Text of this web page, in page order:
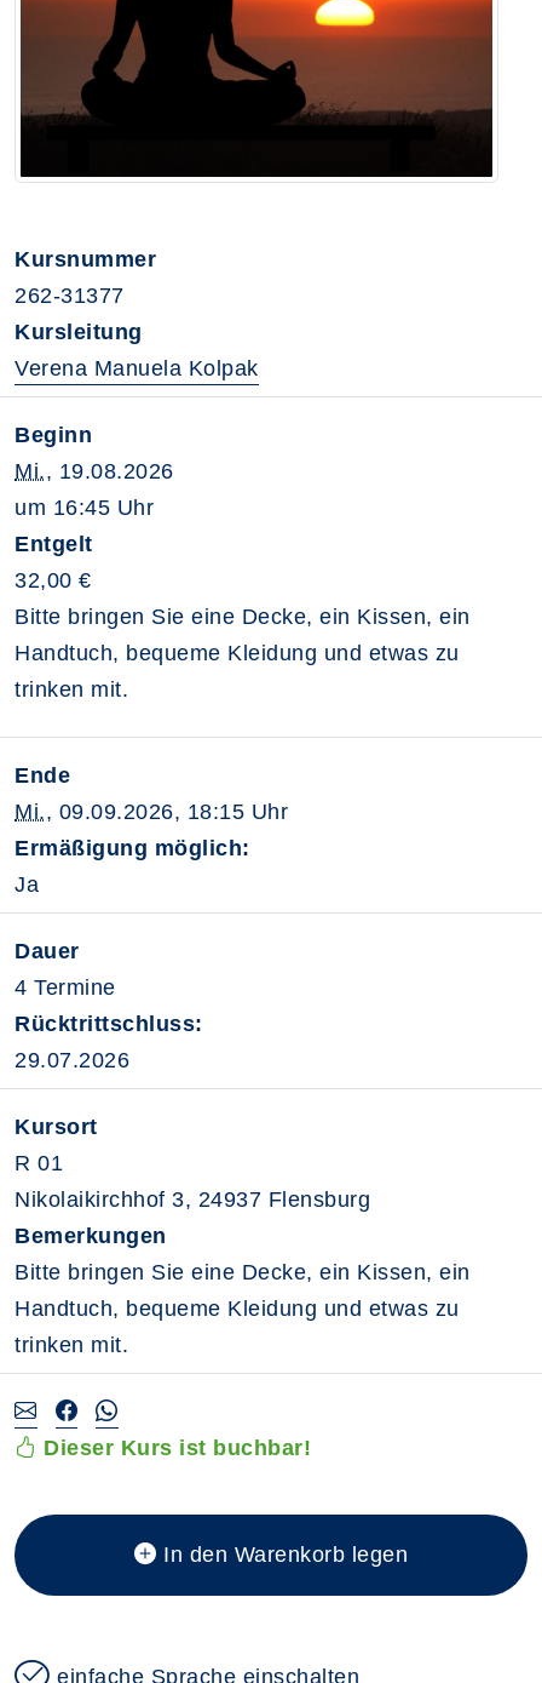
Kursnummer
262-31377
Kursleitung
Verena Manuela Kolpak
Beginn
Mi., 19.08.2026
um 16:45 Uhr
Entgelt
32,00 €
Bitte bringen Sie eine Decke, ein Kissen, ein
Handtuch, bequeme Kleidung und etwas zu
trinken mit.
Ende
Mi., 09.09.2026, 18:15 Uhr
Ermäßigung möglich:
Ja
Dauer
4 Termine
Rücktrittschluss:
29.07.2026
Kursort
R 01
Nikolaikirchhof 3, 24937 Flensburg
Bemerkungen
Bitte bringen Sie eine Decke, ein Kissen, ein
Handtuch, bequeme Kleidung und etwas zu
trinken mit.
Dieser Kurs ist buchbar!
In den Warenkorb legen
einfache Sprache einschalten